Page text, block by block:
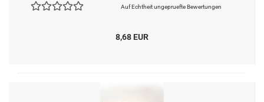
Auf Echtheit ungepruefte Bewertungen
8,68 EUR